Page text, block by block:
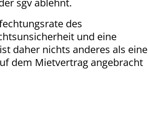
sgv ablehnt.
des
und eine
daher nichts anderes als eine
dem Mietvertrag angebracht